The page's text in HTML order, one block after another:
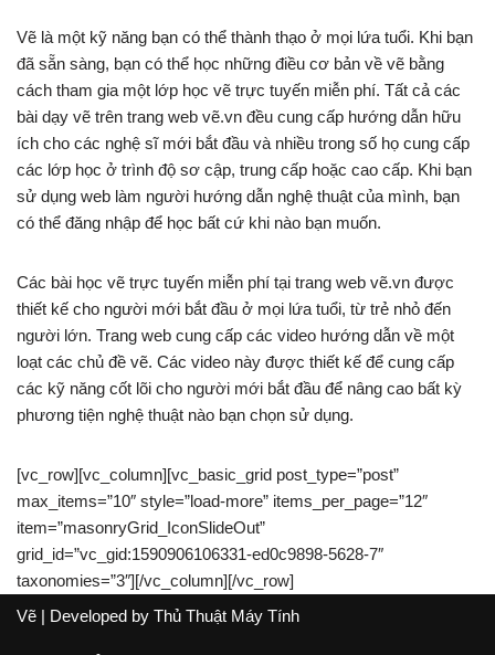
Vẽ là một kỹ năng bạn có thể thành thạo ở mọi lứa tuổi. Khi bạn
đã sẵn sàng, bạn có thể học những điều cơ bản về vẽ bằng
cách tham gia một lớp học vẽ trực tuyến miễn phí. Tất cả các
bài dạy vẽ trên trang web vẽ.vn đều cung cấp hướng dẫn hữu
ích cho các nghệ sĩ mới bắt đầu và nhiều trong số họ cung cấp
các lớp học ở trình độ sơ cập, trung cấp hoặc cao cấp. Khi bạn
sử dụng web làm người hướng dẫn nghệ thuật của mình, bạn
có thể đăng nhập để học bất cứ khi nào bạn muốn.
Các bài học vẽ trực tuyến miễn phí tại trang web vẽ.vn được
thiết kế cho người mới bắt đầu ở mọi lứa tuổi, từ trẻ nhỏ đến
người lớn. Trang web cung cấp các video hướng dẫn về một
loạt các chủ đề vẽ. Các video này được thiết kế để cung cấp
các kỹ năng cốt lõi cho người mới bắt đầu để nâng cao bất kỳ
phương tiện nghệ thuật nào bạn chọn sử dụng.
[vc_row][vc_column][vc_basic_grid post_type=”post”
max_items=”10″ style=”load-more” items_per_page=”12″
item=”masonryGrid_IconSlideOut”
grid_id=”vc_gid:1590906106331-ed0c9898-5628-7″
taxonomies=”3″][/vc_column][/vc_row]
Vẽ | Developed by Thủ Thuật Máy Tính